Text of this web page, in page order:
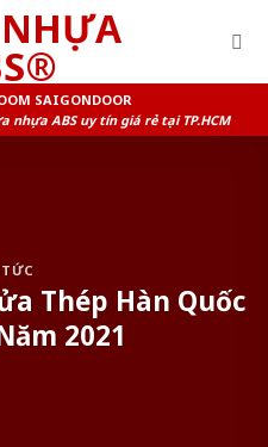
SAIGONDOOR
nhựa ABS uy tín giá rẻ tại TP.HCM
Thép Hàn Quốc
2021